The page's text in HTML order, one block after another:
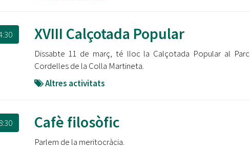
XVIII Calçotada Popular
Dissabte 11 de març, té lloc la Calçotada Popular al Parc
Cordelles de la Colla Martineta.
Altres activitats
Cafè filosòfic
Parlem de la meritocràcia.